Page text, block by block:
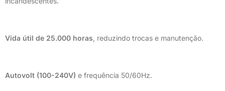
Vida útil de 25.000 horas , reduzindo trocas e manutenção.
Autovolt (100-240V) e frequência 50/60Hz.